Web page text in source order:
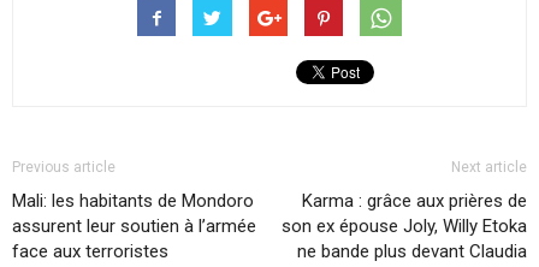
Previous article
Mali: les habitants de Mondoro
assurent leur soutien à l’armée
face aux terroristes
Next article
Karma : grâce aux prières de
son ex épouse Joly, Willy Etoka
ne bande plus devant Claudia